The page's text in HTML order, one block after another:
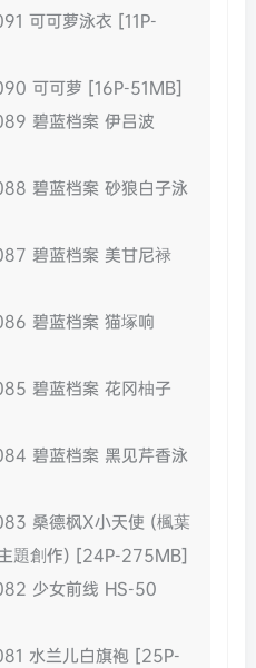
可可萝泳衣 [11P-
可可萝 [16P-51MB]
碧蓝档案 伊吕波
碧蓝档案 砂狼白子泳
碧蓝档案 美甘尼禄
碧蓝档案 猫塚响
碧蓝档案 花冈柚子
碧蓝档案 黑见芹香泳
桑德枫X小天使 (楓葉
題創作) [24P-275MB]
少女前线 HS-50
水兰儿白旗袍 [25P-